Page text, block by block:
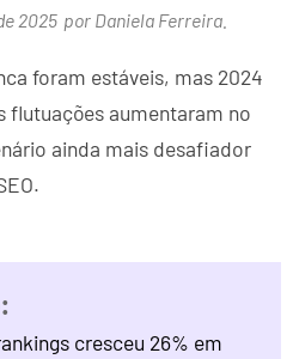
2025 por Daniela Ferreira.
foram estáveis, mas 2024
flutuações aumentaram no
ainda mais desafiador
cresceu 26% em